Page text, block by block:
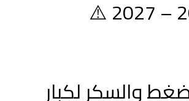
والسكر لكبار